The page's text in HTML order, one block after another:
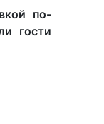
по-
гости